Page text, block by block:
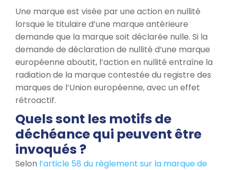
Une marque est visée par une action en nullité
lorsque le titulaire d’une marque antérieure
demande que la marque soit déclarée nulle. Si la
demande de déclaration de nullité d’une marque
européenne aboutit, l’action en nullité entraîne la
radiation de la marque contestée du registre des
marques de l’Union européenne, avec un effet
rétroactif.
Quels sont les motifs de
déchéance qui peuvent être
invoqués ?
Selon l’article 58 du règlement sur la marque de